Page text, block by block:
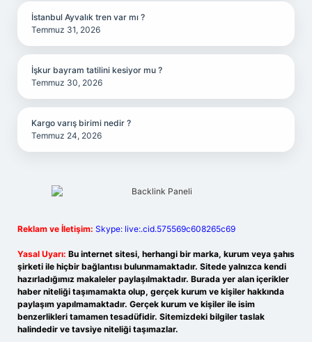
İstanbul Ayvalık tren var mı ?
Temmuz 31, 2026
İşkur bayram tatilini kesiyor mu ?
Temmuz 30, 2026
Kargo varış birimi nedir ?
Temmuz 24, 2026
Reklam ve İletişim: Skype: live:.cid.575569c608265c69
Yasal Uyarı: Bu internet sitesi, herhangi bir marka, kurum veya şahıs
şirketi ile hiçbir bağlantısı bulunmamaktadır. Sitede yalnızca kendi
hazırladığımız makaleler paylaşılmaktadır. Burada yer alan içerikler
haber niteliği taşımamakta olup, gerçek kurum ve kişiler hakkında
paylaşım yapılmamaktadır. Gerçek kurum ve kişiler ile isim
benzerlikleri tamamen tesadüfidir. Sitemizdeki bilgiler taslak
halindedir ve tavsiye niteliği taşımazlar.